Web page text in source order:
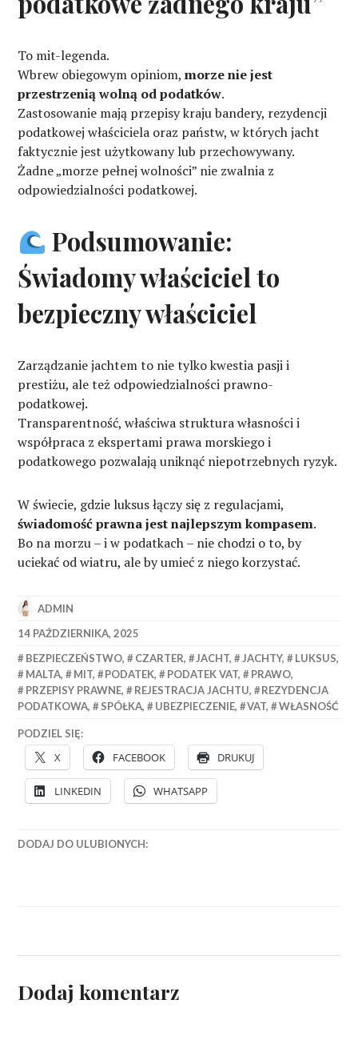
To mit-legenda.
Wbrew obiegowym opiniom,morze nie jest
przestrzenią wolną od podatków.
Zastosowanie mają przepisy kraju bandery, rezydencji
podatkowej właściciela oraz państw, w których jacht
faktycznie jest użytkowany lub przechowywany.
Żadne „morze pełnej wolności” nie zwalnia z
odpowiedzialności podatkowej.
Podsumowanie:
Świadomy właściciel to
bezpieczny właściciel
Zarządzanie jachtem to nie tylko kwestia pasji i
prestiżu, ale też odpowiedzialności prawno-
podatkowej.
Transparentność, właściwa struktura własności i
współpraca z ekspertami prawa morskiego i
podatkowego pozwalają uniknąć niepotrzebnych ryzyk.
W świecie, gdzie luksus łączy się z regulacjami,
świadomość prawna jest najlepszym kompasem.
Bo na morzu – i w podatkach – nie chodzi o to, by
uciekać od wiatru, ale by umieć z niego korzystać.
ADMIN
14 PAŹDZIERNIKA, 2025
BEZPIECZEŃSTWO, CZARTER, JACHT, JACHTY, LUKSUS,
MALTA, MIT, PODATEK, PODATEK VAT, PRAWO,
PRZEPISY PRAWNE, REJESTRACJA JACHTU,
REZYDENCJA
PODATKOWA, SPÓŁKA, UBEZPIECZENIE, VAT, WŁASNOŚĆ
PODZIEL SIĘ:
X FACEBOOK DRUKUJ
LINKEDIN WHATSAPP
DODAJ DO ULUBIONYCH:
Dodaj komentarz